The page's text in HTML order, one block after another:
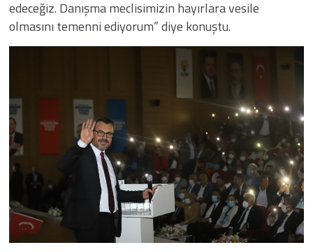
edeceğiz. Danışma meclisimizin hayırlara vesile
olmasını temenni ediyorum” diye konuştu.